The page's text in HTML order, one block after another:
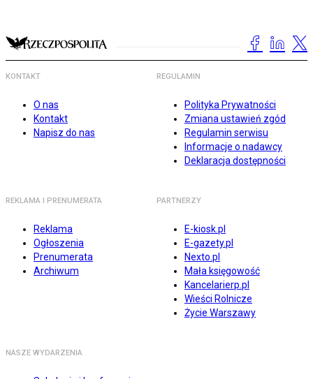
KONTAKT
O nas
Kontakt
Napisz do nas
REGULAMIN
Polityka Prywatności
Zmiana ustawień zgód
Regulamin serwisu
Informacje o nadawcy
Deklaracja dostępności
REKLAMA I PRENUMERATA
Reklama
Ogłoszenia
Prenumerata
Archiwum
PARTNERZY
E-kiosk.pl
E-gazety.pl
Nexto.pl
Mała księgowość
Kancelarierp.pl
Wieści Rolnicze
Życie Warszawy
NASZE WYDARZENIA